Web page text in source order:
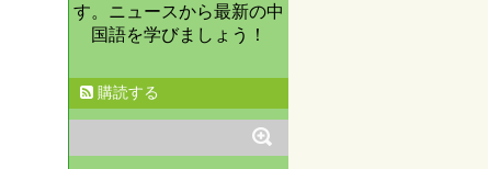
す。ニュースから最新の中
国語を学びましょう！
購読する